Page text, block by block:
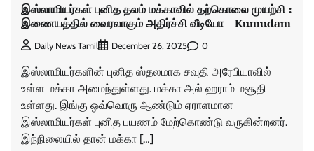
இஸ்லாமியர்கள் புனித தலம் மக்காவில் தற்கொலை முயற்சி :
இணையத்தில் வைரலாகும் அதிர்ச்சி வீடியோ – Kumudam
Daily News Tamil December 26, 2025 0
இஸ்லாமியர்களின் புனித ஸ்தலமாக சவுதி அரேபியாவில்
உள்ள மக்கா அமைந்துள்ளது. மக்கா அல் ஹராம் மசூதி
உள்ளது. இங்கு ஒவ்வொரு ஆண்டும் ஏராளமான
இஸ்லாமியர்கள் புனித பயணம் மேற்கொண்டு வருகின்றனர்.
இந்நிலையில் தான் மக்கா […]